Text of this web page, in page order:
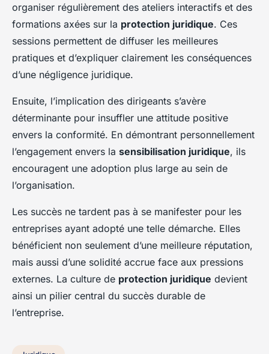
organiser régulièrement des ateliers interactifs et des
formations axées sur la protection juridique. Ces
sessions permettent de diffuser les meilleures
pratiques et d’expliquer clairement les conséquences
d’une négligence juridique.
Ensuite, l’implication des dirigeants s’avère
déterminante pour insuffler une attitude positive
envers la conformité. En démontrant personnellement
l’engagement envers la sensibilisation juridique, ils
encouragent une adoption plus large au sein de
l’organisation.
Les succès ne tardent pas à se manifester pour les
entreprises ayant adopté une telle démarche. Elles
bénéficient non seulement d’une meilleure réputation,
mais aussi d’une solidité accrue face aux pressions
externes. La culture de protection juridique devient
ainsi un pilier central du succès durable de
l’entreprise.